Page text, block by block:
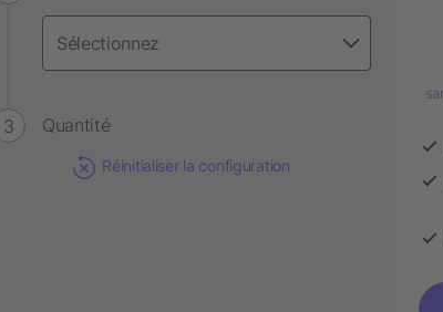
Quantité
Réinitialiser la configuration